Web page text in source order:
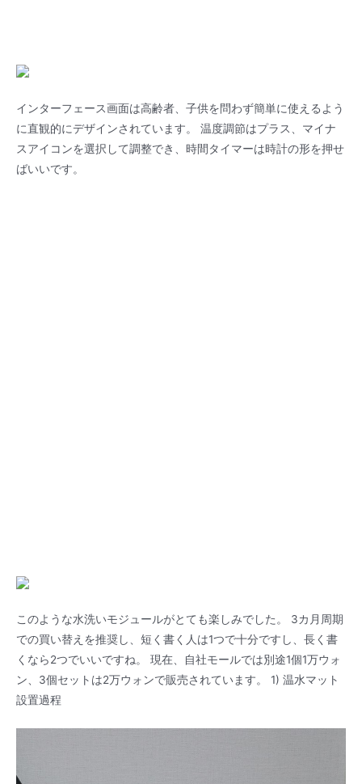
インターフェース画面は高齢者、子供を問わず簡単に使えるよう
に直観的にデザインされています。 温度調節はプラス、マイナ
スアイコンを選択して調整でき、時間タイマーは時計の形を押せ
ばいいです。
このような水洗いモジュールがとても楽しみでした。 3カ月周期
での買い替えを推奨し、短く書く人は1つで十分ですし、長く書
くなら2つでいいですね。 現在、自社モールでは別途1個1万ウォ
ン、3個セットは2万ウォンで販売されています。 1) 温水マット
設置過程